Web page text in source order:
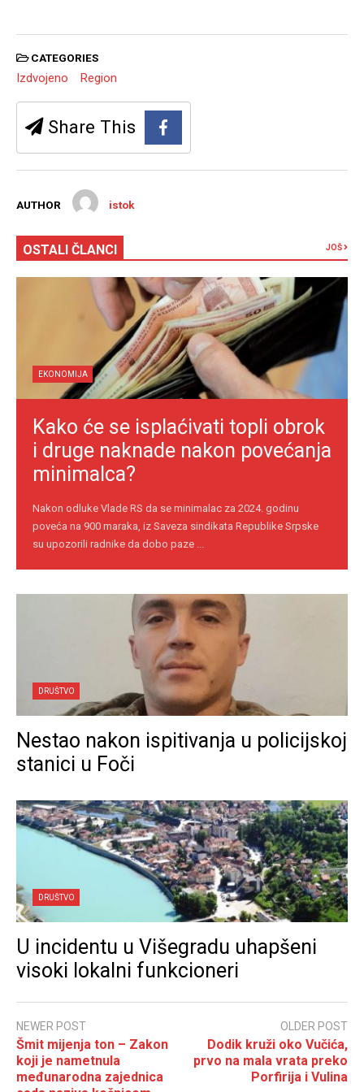
CATEGORIES
Izdvojeno Region
Share This
AUTHOR istok
OSTALI ČLANCI JOŠ
EKONOMIJA
Kako će se isplaćivati topli obrok
i druge naknade nakon povećanja
minimalca?
Nakon odluke Vlade RS da se minimalac za 2024. godinu
poveća na 900 maraka, iz Saveza sindikata Republike Srpske
su upozorili radnike da dobo paze ...
DRUŠTVO
Nestao nakon ispitivanja u policijskoj
stanici u Foči
DRUŠTVO
U incidentu u Višegradu uhapšeni
visoki lokalni funkcioneri
NEWER POST
Šmit mijenja ton – Zakon
koji je nametnula
međunarodna zajednica
OLDER POST
Dodik kruži oko Vučića,
prvo na mala vrata preko
Porfirija i Vulina